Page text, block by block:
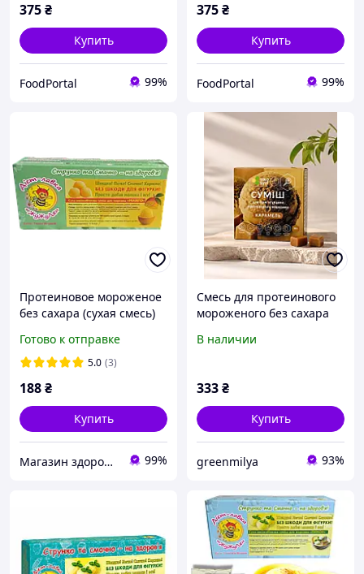
375₴
Купить
FoodPortal 99%
375₴
Купить
FoodPortal 99%
Протеиновое мороженое
без сахара (сухая смесь)
Готово к отправке
5.0 (3)
188₴
Купить
Магазин здорового харчування Кориsно 99%
Смесь для протеинового
мороженого без сахара
г Код/Артикул SoloSvit-8
В наличии
333₴
Купить
greenmilya 93%